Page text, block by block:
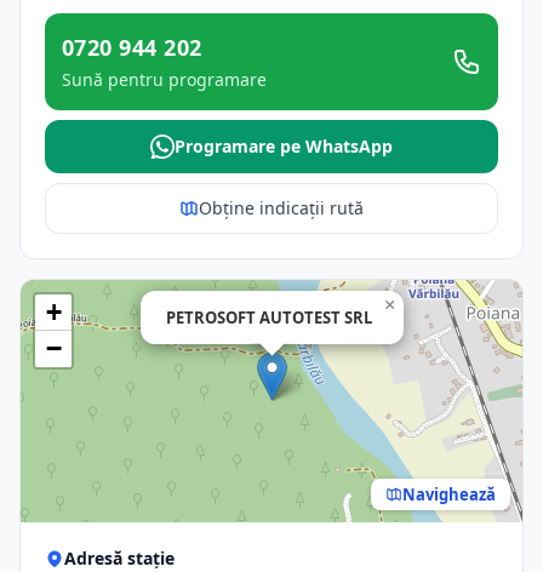
0720 944 202
Sună pentru programare
Programare pe WhatsApp
Obține indicații rută
PETROSOFT AUTOTEST SRL
×
+
−
Navighează
Adresă stație